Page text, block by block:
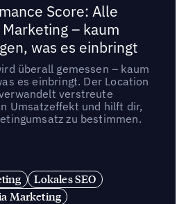
Score: Alle
– kaum
was es einbringt
überall gemessen – kaum
es einbringt. Der Location
verstreute
Umsatzeffekt und hilft dir,
zu bestimmen.
Lokales SEO
Marketing